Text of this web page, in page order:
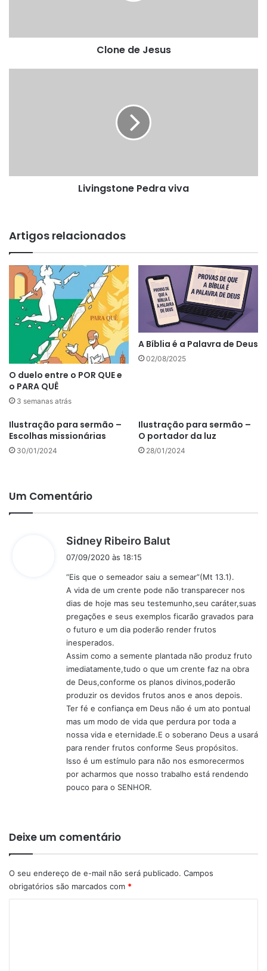
Clone de Jesus
Livingstone Pedra viva
Artigos relacionados
O duelo entre o POR QUE e
o PARA QUÊ
3 semanas atrás
A Bíblia é a Palavra de Deus
02/08/2025
Ilustração para sermão –
Escolhas missionárias
30/01/2024
Ilustração para sermão –
O portador da luz
28/01/2024
Um Comentário
Sidney Ribeiro Balut
s
e
:
07/09/2020 às 18:15
“Eis que o semeador saiu a semear”(Mt 13.1).
A vida de um crente pode não transparecer nos
dias de hoje mas seu testemunho,seu caráter,suas
pregações e seus exemplos ficarão gravados para
o futuro e um dia poderão render frutos
inesperados.
Assim como a semente plantada não produz fruto
imediatamente,tudo o que um crente faz na obra
de Deus,conforme os planos divinos,poderão
produzir os devidos frutos anos e anos depois.
Ter fé e confiança em Deus não é um ato pontual
mas um modo de vida que perdura por toda a
nossa vida e eternidade.E o soberano Deus a usará
para render frutos conforme Seus propósitos.
Isso é um estímulo para não nos esmorecermos
por acharmos que nosso trabalho está rendendo
pouco para o SENHOR.
Deixe um comentário
O seu endereço de e-mail não será publicado. Campos
obrigatórios são marcados com *